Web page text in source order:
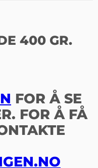
400 GR.
FOR Å SE
FOR Å FÅ